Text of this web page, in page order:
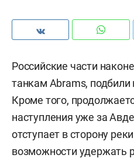
Российские части
танкам Abrams,
Кроме того,
наступления уже за
отступает в сторону
возможности удержать